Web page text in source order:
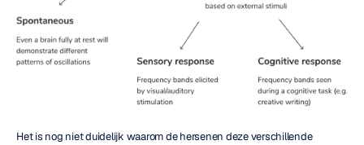
Het is nog niet duidelijk waarom de hersenen deze verschillende